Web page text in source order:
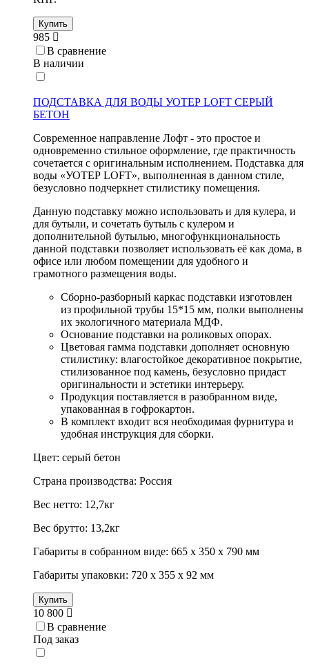
Купить
985
В сравнение
В наличии
ПОДСТАВКА ДЛЯ ВОДЫ УОТЕР LOFT СЕРЫЙ
БЕТОН
Современное направление Лофт - это простое и
одновременно стильное оформление, где практичность
сочетается с оригинальным исполнением. Подставка для
воды «УОТЕР LOFT», выполненная в данном стиле,
безусловно подчеркнет стилистику помещения.
Данную подставку можно использовать и для кулера, и
для бутыли, и сочетать бутыль с кулером и
дополнительной бутылью, многофункциональность
данной подставки позволяет использовать её как дома, в
офисе или любом помещении для удобного и
грамотного размещения воды.
Сборно-разборный каркас подставки изготовлен
из профильной трубы 15*15 мм, полки выполнены
их экологичного материала МДФ.
Основание подставки на роликовых опорах.
Цветовая гамма подставки дополняет основную
стилистику: влагостойкое декоративное покрытие,
стилизованное под камень, безусловно придаст
оригинальности и эстетики интерьеру.
Продукция поставляется в разобранном виде,
упакованная в гофрокартон.
В комплект входит вся необходимая фурнитура и
удобная инструкция для сборки.
Цвет: серый бетон
Страна производства: Россия
Вес нетто: 12,7кг
Вес брутто: 13,2кг
Габариты в собранном виде: 665 х 350 х 790 мм
Габариты упаковки: 720 х 355 х 92 мм
Купить
10 800
В сравнение
Под заказ